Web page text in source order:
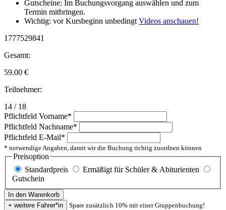
Gutscheine: Im Buchungsvorgang auswählen und zum
Termin mitbringen.
Wichtig: vor Kursbeginn unbedingtVideos anschauen!
1777529841
Gesamt:
59.00 €
Teilnehmer:
14 / 18
Pflichtfeld Vorname*
Pflichtfeld Nachname*
Pflichtfeld E-Mail*
* notwendige Angaben, damit wir die Buchung richtig zuordnen können
Preisoption
Standardpreis
Ermäßigt für Schüler & Abiturienten
Gutschein
Spare zusätzlich 10% mit einer Gruppenbuchung!